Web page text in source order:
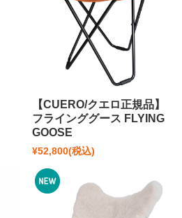
【CUERO/クエロ正規品】
フラインググース FLYING
GOOSE
¥52,800(税込)